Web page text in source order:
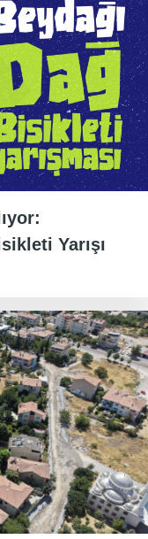
Yarışı